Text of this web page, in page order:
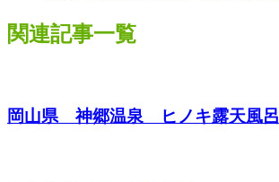
関連記事一覧
岡山県 神郷温泉 ヒノキ露天風呂